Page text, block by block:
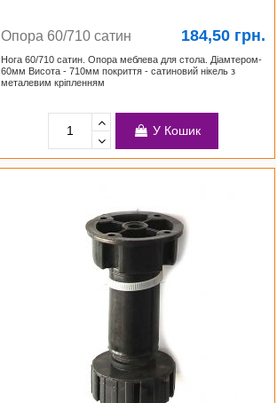
Опора 60/710 сатин 184,50 грн.
Нога 60/710 сатин. Опора меблева для стола. Діамтером-
60мм Висота - 710мм покриття - сатиновий нікель з
металевим кріпленням
У Кошик